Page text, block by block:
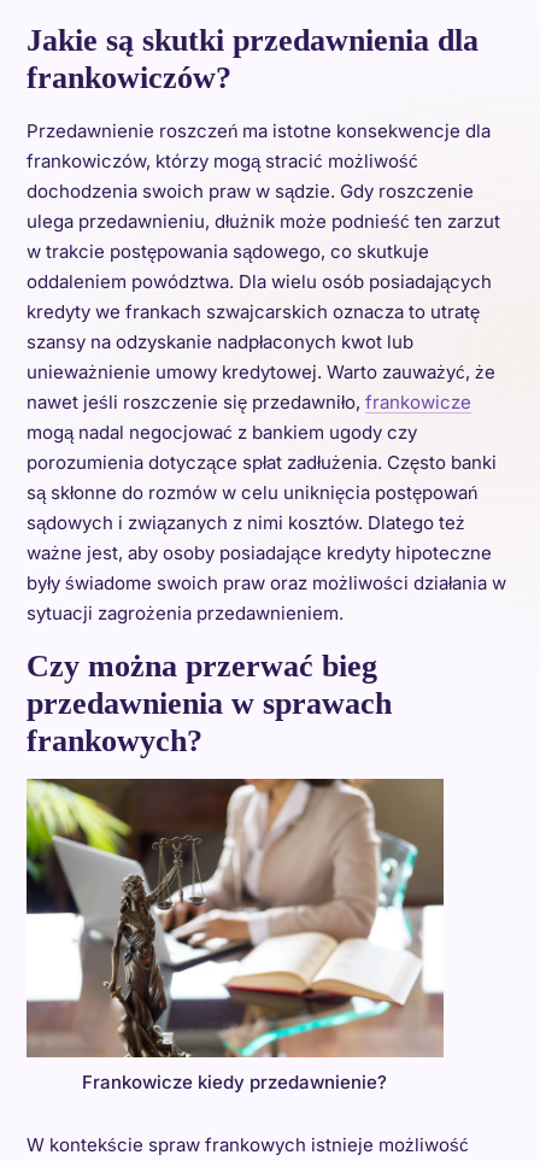
Jakie są skutki przedawnienia dla
frankowiczów?
Przedawnienie roszczeń ma istotne konsekwencje dla
frankowiczów, którzy mogą stracić możliwość
dochodzenia swoich praw w sądzie. Gdy roszczenie
ulega przedawnieniu, dłużnik może podnieść ten zarzut
w trakcie postępowania sądowego, co skutkuje
oddaleniem powództwa. Dla wielu osób posiadających
kredyty we frankach szwajcarskich oznacza to utratę
szansy na odzyskanie nadpłaconych kwot lub
unieważnienie umowy kredytowej. Warto zauważyć, że
nawet jeśli roszczenie się przedawniło, frankowicze
mogą nadal negocjować z bankiem ugody czy
porozumienia dotyczące spłat zadłużenia. Często banki
są skłonne do rozmów w celu uniknięcia postępowań
sądowych i związanych z nimi kosztów. Dlatego też
ważne jest, aby osoby posiadające kredyty hipoteczne
były świadome swoich praw oraz możliwości działania w
sytuacji zagrożenia przedawnieniem.
Czy można przerwać bieg
przedawnienia w sprawach
frankowych?
Frankowicze kiedy przedawnienie?
W kontekście spraw frankowych istnieje możliwość